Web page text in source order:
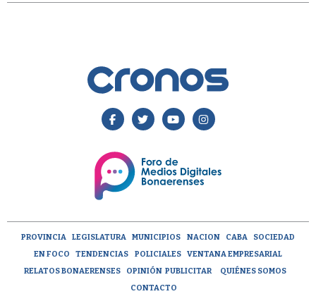
PROVINCIA LEGISLATURA MUNICIPIOS NACION CABA
SOCIEDAD
EN FOCO
TENDENCIAS POLICIALES
VENTANA EMPRESARIAL
RELATOS BONAERENSES
OPINIÓN PUBLICITAR
QUIÉNES SOMOS
CONTACTO